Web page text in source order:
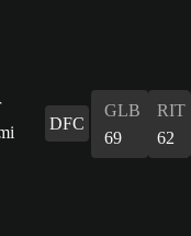
DFC
GLB
69
RIT
62